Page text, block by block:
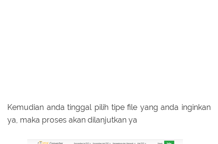
Kemudian anda tinggal pilih tipe file yang anda inginkan
ya, maka proses akan dilanjutkan ya